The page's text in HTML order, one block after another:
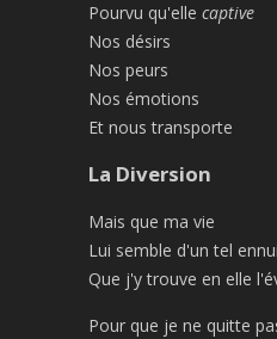
Pourvu qu'elle captive
Nos désirs
Nos peurs
Nos émotions
Et nous transporte
La Diversion
Mais que ma vie
Lui semble d'un tel ennui
Que j'y trouve en elle
Pour que je ne quitte